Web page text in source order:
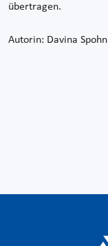
übertragen.
Autorin: Davina Spohn